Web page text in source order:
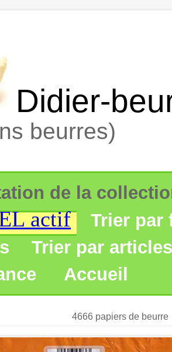
Didier-
beurres)
de la
actif
Trier par
Trier par
Accueil
4666 papiers de beurre